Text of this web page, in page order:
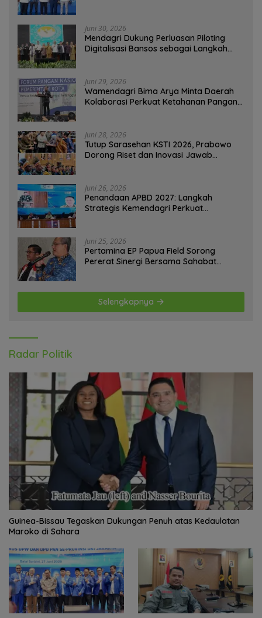
Juni 30, 2026
Mendagri Dukung Perluasan Piloting
Digitalisasi Bansos sebagai Langkah
Juni 29, 2026
Wamendagri Bima Arya Minta Daerah
Kolaborasi Perkuat Ketahanan Pangan
Juni 28, 2026
Tutup Sarasehan KSTI 2026, Prabowo
Dorong Riset dan Inovasi Jawab
Juni 26, 2026
Penandaan APBD 2027: Langkah
Strategis Kemendagri Perkuat
Juni 25, 2026
Pertamina EP Papua Field Sorong
Pererat Sinergi Bersama Sahabat
Selengkapnya
Radar Politik
Guinea-Bissau Tegaskan Dukungan Penuh atas Kedaulatan
Maroko di Sahara